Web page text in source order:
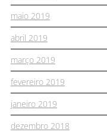
maio 2019
abril 2019
março 2019
fevereiro 2019
janeiro 2019
dezembro 2018